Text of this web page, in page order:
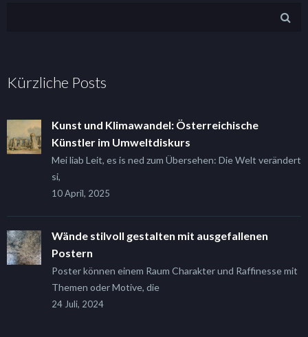
Kürzliche Posts
Kunst und Klimawandel: Österreichische
Künstler im Umweltdiskurs
Mei liab Leit, es is ned zum Übersehen: Die Welt verändert
si,
10 April, 2025
Wände stilvoll gestalten mit ausgefallenen
Postern
Poster können einem Raum Charakter und Raffinesse mit
Themen oder Motive, die
24 Juli, 2024